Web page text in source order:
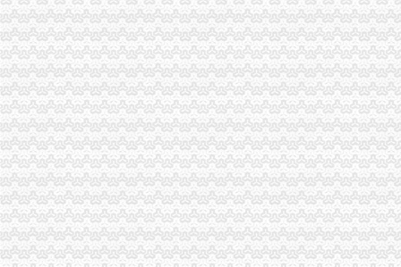
全市重庆公司注销1-2月拍卖活动况统计
市重庆税务注销局三项举措助创办微型企业
全系统三项措施深入推进“双”重庆税务注销行动取得新成效
全市“十一五”重庆营业执照注销中介服务业发展实现重大跨越
全国政协常委、重庆公司注销著名经济学家厉以宁高度评价我市微企发展工作
垫江局“五鼓励”重庆公司注销助推微型企业发展有“新招”
万州区多项优惠措施促微型企业发展
南岸局重庆税务注销精心谋划五大活动纪念3.15国际消费者权益保护日
璧山局暨消委会隆重举行“3.15”重庆公司注销国际消费者权益日纪念活动
北部新区局重庆营业执照注销葡萄酒专项行动初见成效
2010年重庆市重庆营业执照注销流通领域和轻柴油质量监测况
2010年度全市重庆公司注销消费申诉十大热点问题分析
全系统二月份食品市重庆税务注销场整效果明显
市重庆公司注销局进一步加流通环节乳制品抽样检验工作